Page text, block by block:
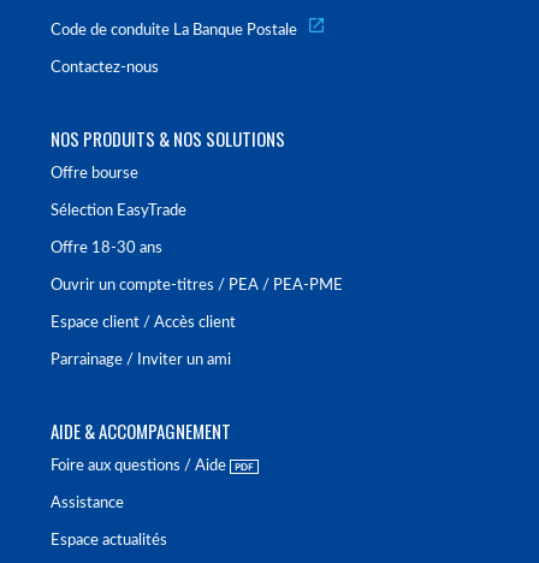
Code de conduite La Banque Postale
Contactez-nous
NOS PRODUITS & NOS SOLUTIONS
Offre bourse
Sélection EasyTrade
Offre 18-30 ans
Ouvrir un compte-titres / PEA / PEA-PME
Espace client / Accès client
Parrainage / Inviter un ami
AIDE & ACCOMPAGNEMENT
Foire aux questions / Aide
Assistance
Espace actualités